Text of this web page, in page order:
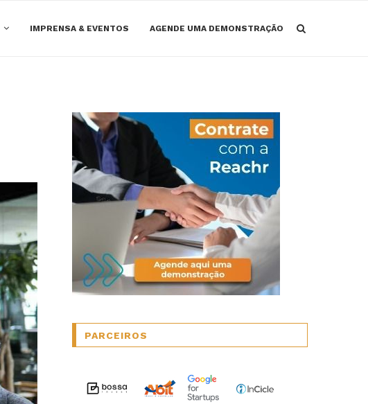
IMPRENSA & EVENTOS AGENDE UMA DEMONSTRAÇÃO
PARCEIROS